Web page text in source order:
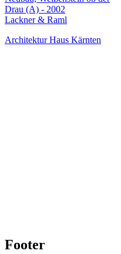
Drau (A) - 2002
Lackner & Raml
Architektur Haus Kärnten
Footer